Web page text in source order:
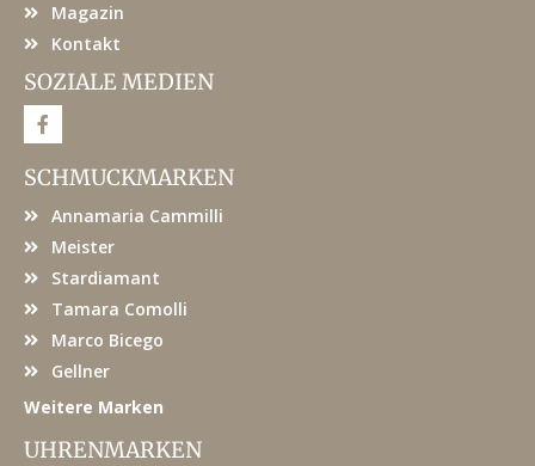
Magazin
Kontakt
SOZIALE MEDIEN
F
a
e
b
o
SCHMUCKMARKEN
Annamaria Cammilli
Meister
Stardiamant
Tamara Comolli
Marco Bicego
Gellner
Weitere Marken
UHRENMARKEN